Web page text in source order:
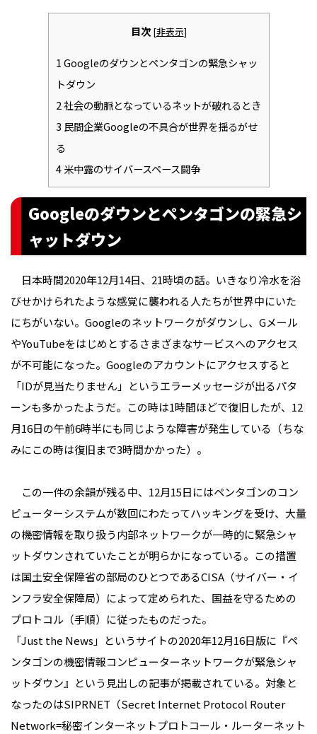
目次 [非表示]
1Googleのダウンとペンタゴンの緊急シャッ
トダウン
2社会の動脈となっているネットが破れるとき
3 民間企業Googleの不具合が世界を揺るがせ
る
4米中露のサイバースペース闘争
Googleのダウンとペンタゴンの緊急シ
ャットダウン
日本時間2020年12月14日、21時頃の話。いきなり冷水を浴
びせかけられたような感覚に襲われる人たちが世界中にいた
にちがいない。Googleのネットワークがダウンし、Gメール
やYouTubeをはじめとするさまざまなサービスへのアクセス
が不可能になった。Googleのアカウントにアクセスすると
「IDが見当たりません」というエラーメッセージが出るパタ
ーンも多かったようだ。この時は1時間ほどで復旧したが、12
月16日の午前6時半にも同じような障害が発生している（ちな
みにこの時は復旧まで3時間かかった）。
この一件の余韻が残る中、12月15日にはペンタゴンのコン
ピューターシステムが数回にわたってハッキングを受け、大量
の機密情報を取り扱う内部ネットワークが一時的に緊急シャ
ットダウンされていたことが明らかになっている。この措置
は国土安全保障省の部局のひとつであるCISA（サイバー・イ
ンフラ安全保障局）によって定められた、国益を守るための
プロトコル（手順）に従ったものだった。
「Just the News」というサイトの2020年12月16日版に『ペ
ンタゴンの機密情報コンピューターネットワークが緊急シャ
ットダウン』という見出しの記事が掲載されている。対象と
なったのはSIPRNET（Secret Internet Protocol Router
Network=秘密インターネットプロトコール・ルーターネット